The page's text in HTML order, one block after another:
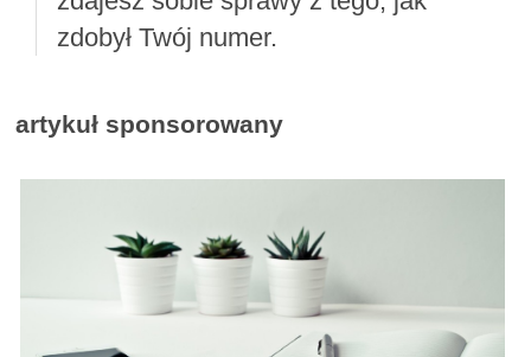
zdobył Twój numer.
artykuł sponsorowany